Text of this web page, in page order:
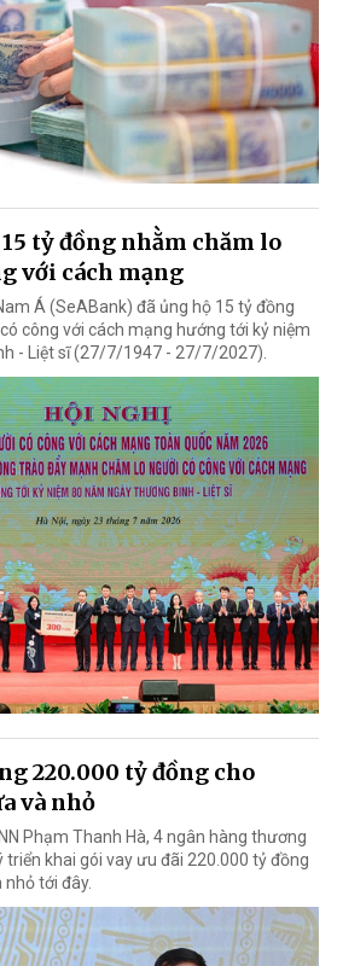
tỷ đồng nhằm chăm lo
với cách mạng
Á (SeABank) đã ủng hộ 15 tỷ đồng
công với cách mạng hướng tới kỷ niệm
- Liệt sĩ (27/7/1947 - 27/7/2027).
220.000 tỷ đồng cho
và nhỏ
Phạm Thanh Hà, 4 ngân hàng thương
khai gói vay ưu đãi 220.000 tỷ đồng
tới đây.